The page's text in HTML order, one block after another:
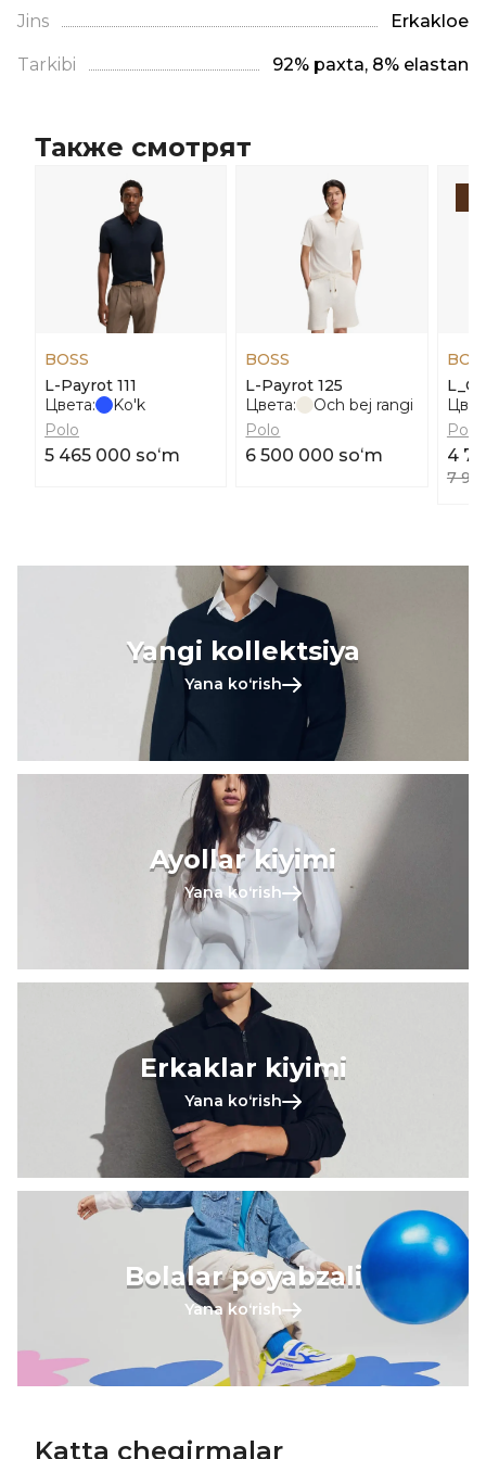
Jins Erkaklое
Tarkibi 92% paxta, 8% elastan
Также смотрят
BOSS
L-Payrot 111
Цвета:
Ko'k
Polo
5 465 000 soʻm
BOSS
L-Payrot 125
Цвета:
Och bej rangi
Polo
6 500 000 soʻm
Polo
4
7
Yangi kollektsiya
Yana koʻrish
Ayollar kiyimi
Yana koʻrish
Erkaklar kiyimi
Yana koʻrish
Bolalar poyabzali
Yana koʻrish
Katta chegirmalar